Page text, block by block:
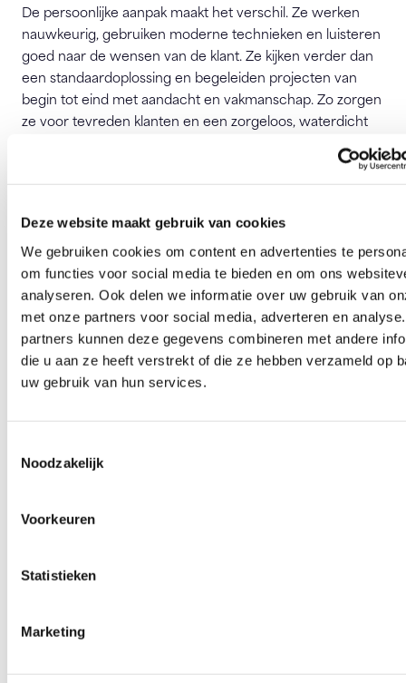
Deze website maakt gebruik van cookies
We gebruiken cookies om content en advertenties te
om functies voor social media te bieden en om ons
analyseren. Ook delen we informatie over uw gebruik van
met onze partners voor social media, adverteren en
partners kunnen deze gegevens combineren met andere
die u aan ze heeft verstrekt of die ze hebben verzameld op
uw gebruik van hun services.
Noodzakelijk
Voorkeuren
Statistieken
Marketing
De persoonlijke aanpak maakt het verschil. Ze werken
nauwkeurig, gebruiken moderne technieken en luisteren
goed naar de wensen van de klant. Ze kijken verder dan
een standaardoplossing en begeleiden projecten van
begin tot eind met aandacht en vakmanschap. Zo zorgen
ze voor tevreden klanten en een zorgeloos, waterdicht
Dakspecialist Vriezen
Ketelhuis 13B
7005 CA Doetinchem
inspectie@dakspecialist-vriezen.nl
Deze pagina is 361 keer bezocht.